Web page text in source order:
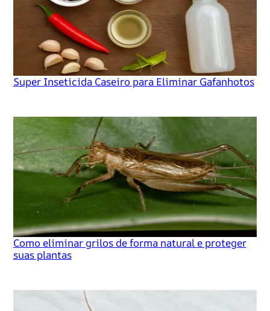
Super Inseticida Caseiro para Eliminar Gafanhotos
Como eliminar grilos de forma natural e proteger
suas plantas